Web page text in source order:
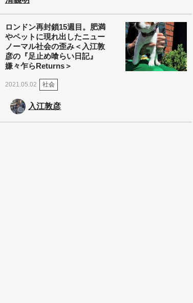
ロンドン再封鎖15週目。肥満
やペットに現れ出したニュー
ノーマル社会の歪み＜入江敦
彦の『足止め喰らい日記』
嫌々乍らReturns＞
2021.05.02 社会
入江敦彦